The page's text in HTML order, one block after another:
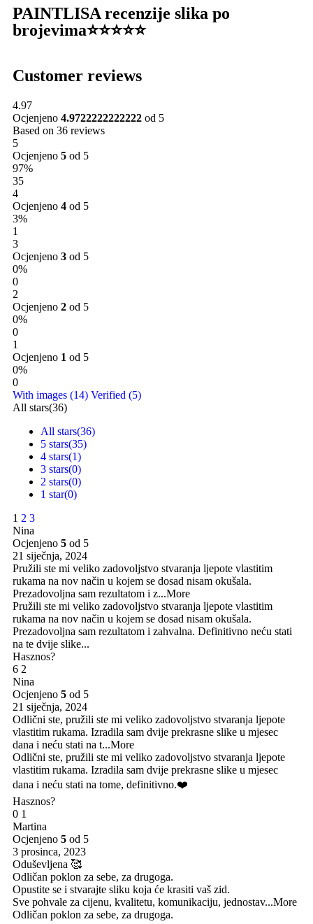
PAINTLISA recenzije slika po
brojevima⭐️⭐️⭐️⭐️⭐️
Customer reviews
4.97
Ocjenjeno 4.9722222222222 od 5
Based on 36 reviews
5
Ocjenjeno 5 od 5
97%
35
4
Ocjenjeno 4 od 5
3%
1
3
Ocjenjeno 3 od 5
0%
0
2
Ocjenjeno 2 od 5
0%
0
1
Ocjenjeno 1 od 5
0%
0
With images (14) Verified (5)
All stars(36)
All stars(36)
5 stars(35)
4 stars(1)
3 stars(0)
2 stars(0)
1 star(0)
1 2 3
Nina
Ocjenjeno 5 od 5
21 siječnja, 2024
Pružili ste mi veliko zadovoljstvo stvaranja ljepote vlastitim
rukama na nov način u kojem se dosad nisam okušala.
Prezadovoljna sam rezultatom i z...More
Pružili ste mi veliko zadovoljstvo stvaranja ljepote vlastitim
rukama na nov način u kojem se dosad nisam okušala.
Prezadovoljna sam rezultatom i zahvalna. Definitivno neću stati
na te dvije slike...
Hasznos?
6 2
Nina
Ocjenjeno 5 od 5
21 siječnja, 2024
Odlični ste, pružili ste mi veliko zadovoljstvo stvaranja ljepote
vlastitim rukama. Izradila sam dvije prekrasne slike u mjesec
dana i neću stati na t...More
Odlični ste, pružili ste mi veliko zadovoljstvo stvaranja ljepote
vlastitim rukama. Izradila sam dvije prekrasne slike u mjesec
dana i neću stati na tome, definitivno.❤️
Hasznos?
0 1
Martina
Ocjenjeno 5 od 5
3 prosinca, 2023
Oduševljena 🥰
Odličan poklon za sebe, za drugoga.
Opustite se i stvarajte sliku koja će krasiti vaš zid.
Sve pohvale za cijenu, kvalitetu, komunikaciju, jednostav...More
Odličan poklon za sebe, za drugoga.